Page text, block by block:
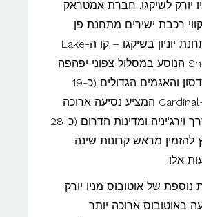
יורק לשיקגו. חברת אמטראק
רכבת ישירים מתחנת פן
במנהטן אל תחנת יוניון בשיקגו – קו ה-Lake
Shore Limited הנוסע במסלול צפוני יפהפה
לאורך נהר הדסון והאגמים הגדולים (כ-19
שעות), וקו ה-Cardinal המציע נסיעה ארוכה
ונופית יותר דרך וירג'יניה ומדינות הדרום (כ-28
להזמין מראש קרונות שינה
אלו.
של אוטובוס מניו יורק
באוטובוס ארוכה יותר